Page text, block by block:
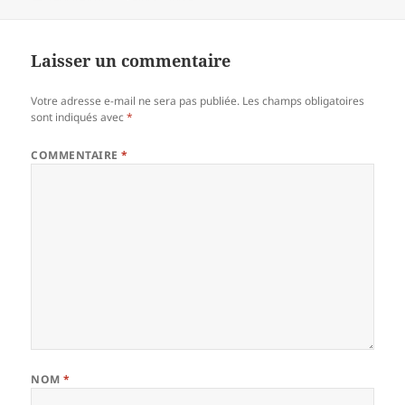
Laisser un commentaire
Votre adresse e-mail ne sera pas publiée. Les champs obligatoires
sont indiqués avec*
COMMENTAIRE*
NOM*